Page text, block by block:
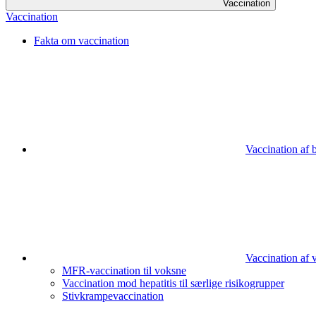
Vaccination
Vaccination
Fakta om vaccination
Vaccination af
Vaccination af
MFR-vaccination til voksne
Vaccination mod hepatitis til særlige risikogrupper
Stivkrampevaccination